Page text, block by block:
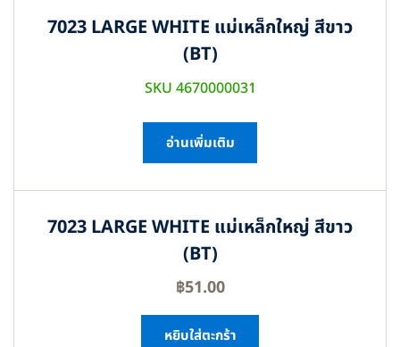
7023 LARGE WHITE แม่เหล็กใหญ่ สีขาว
(BT)
SKU 4670000031
อ่านเพิ่มเติม
7023 LARGE WHITE แม่เหล็กใหญ่ สีขาว
(BT)
฿51.00
หยิบใส่ตะกร้า